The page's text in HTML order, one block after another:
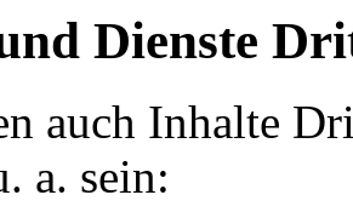
Dienste
auch Inhalte
a. sein: